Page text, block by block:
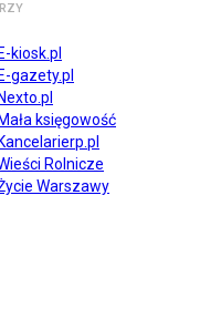
E-kiosk.pl
E-gazety.pl
Nexto.pl
Mała księgowość
Kancelarierp.pl
Rolnicze
Warszawy